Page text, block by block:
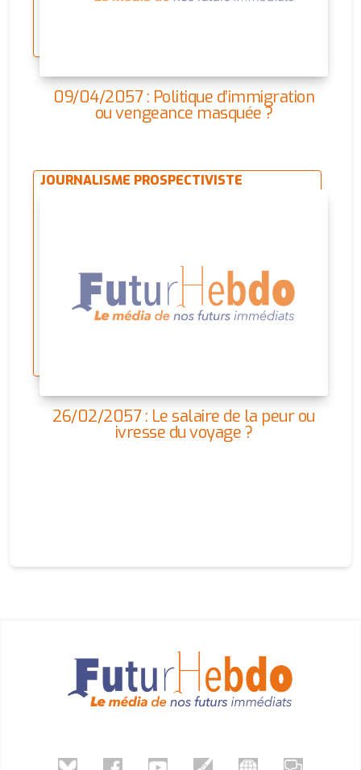
09/04/2057 : Politique d’immigration
ou vengeance masquée ?
JOURNALISME PROSPECTIVISTE
26/02/2057 : Le salaire de la peur ou
ivresse du voyage ?